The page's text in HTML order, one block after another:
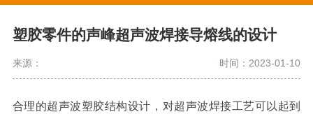
塑胶零件的声峰超声波焊接导熔线的设计
来源： 时间：2023-01-10
合理的超声波塑胶结构设计，对超声波焊接工艺可以起到